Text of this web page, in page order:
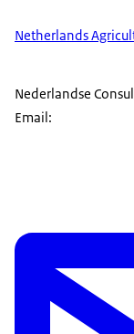
Netherlands
Nederlandse
Email: